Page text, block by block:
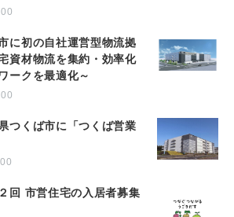
に初の自社運営型物流拠
資材物流を集約・効率化
ークを最適化～
つくば市に「つくば営業
回 市営住宅の入居者募集